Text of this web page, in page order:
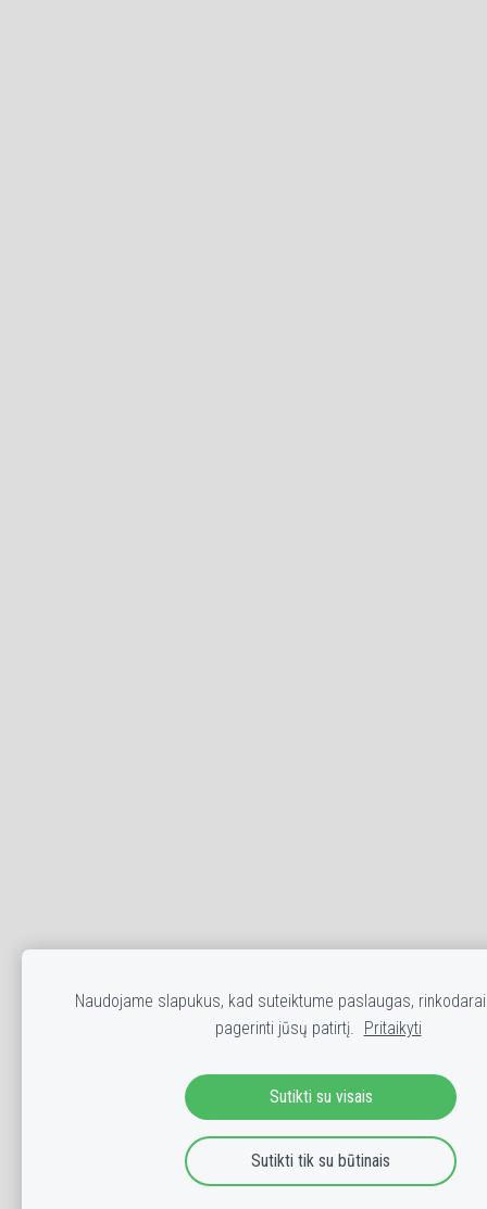
Naudojame slapukus, kad suteiktume paslaugas,
pagerinti jūsų patirtį. Pritaikyti
Sutikti su visais
Sutikti tik su būtinais